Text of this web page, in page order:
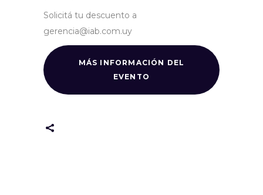
Solicitá tu descuento a
gerencia@iab.com.uy
MÁS INFORMACIÓN DEL
EVENTO